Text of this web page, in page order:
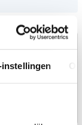
goed of